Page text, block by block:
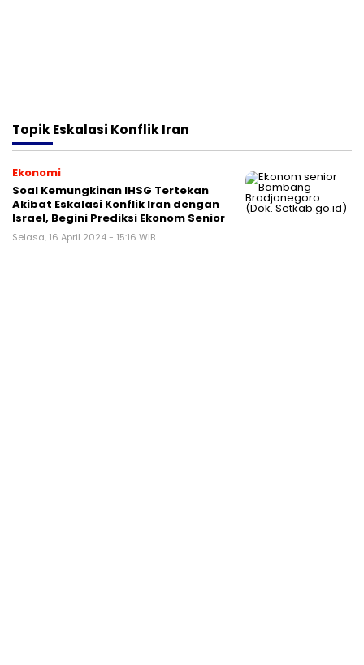
TopikEskalasi Konflik Iran
Ekonomi
Soal Kemungkinan IHSG Tertekan
Akibat Eskalasi Konflik Iran dengan
Israel, Begini Prediksi Ekonom Senior
Selasa, 16 April 2024 - 15:16 WIB